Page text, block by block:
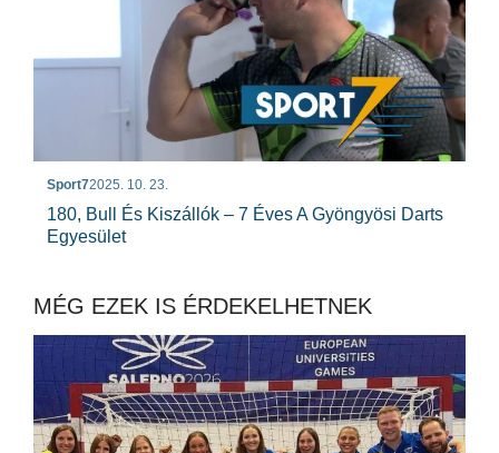
Sport72025. 10. 23.
180, Bull És Kiszállók – 7 Éves A Gyöngyösi Darts
Egyesület
MÉG EZEK IS ÉRDEKELHETNEK